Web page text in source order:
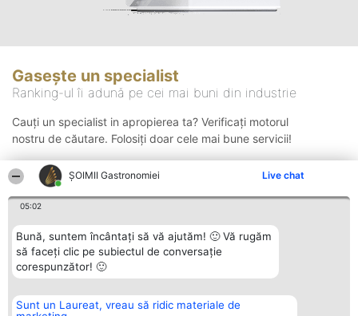
ȘOIMII Gastronomiei Live chat
05:02
Bună, suntem încântați să vă ajutăm! 🙂 Vă rugăm
să faceți clic pe subiectul de conversație
corespunzător! 🙂
Sunt un Laureat, vreau să ridic materiale de
Gasește un specialist
Ranking-ul îi adună pe cei mai buni din industrie
Cauți un specialist in apropierea ta? Verificați motorul
nostru de căutare. Folosiți doar cele mai bune servicii!
Organizator Ranking Plebiscyt Contact